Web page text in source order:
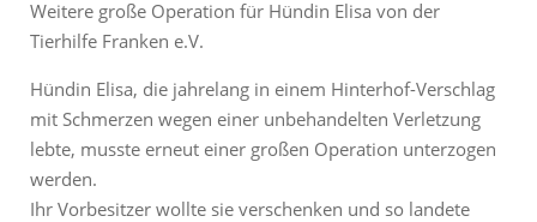
Weitere große Operation für Hündin Elisa von der
Tierhilfe Franken e.V.
Hündin Elisa, die jahrelang in einem Hinterhof-Verschlag
mit Schmerzen wegen einer unbehandelten Verletzung
lebte, musste erneut einer großen Operation unterzogen
werden.
Ihr Vorbesitzer wollte sie verschenken und so landete